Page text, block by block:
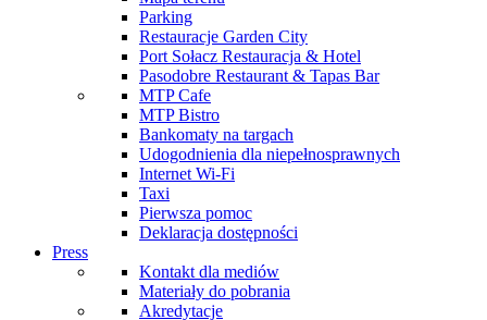
Parking
Restauracje Garden City
Port Sołacz Restauracja & Hotel
Pasodobre Restaurant & Tapas Bar
MTP Cafe
MTP Bistro
Bankomaty na targach
Udogodnienia dla niepełnosprawnych
Internet Wi-Fi
Taxi
Pierwsza pomoc
Deklaracja dostępności
Press
Kontakt dla mediów
Materiały do pobrania
Akredytacje